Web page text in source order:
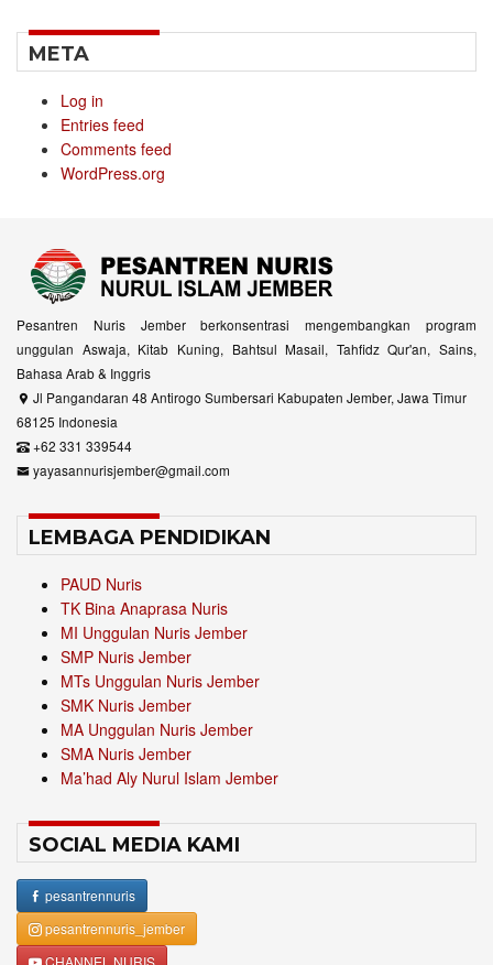
META
Log in
Entries feed
Comments feed
WordPress.org
Pesantren Nuris Jember berkonsentrasi mengembangkan program
unggulan Aswaja, Kitab Kuning, Bahtsul Masail, Tahfidz Qur'an, Sains,
Bahasa Arab & Inggris
Jl Pangandaran 48 Antirogo Sumbersari Kabupaten Jember, Jawa Timur
68125 Indonesia
+62 331 339544
yayasannurisjember@gmail.com
LEMBAGA PENDIDIKAN
PAUD Nuris
TK Bina Anaprasa Nuris
MI Unggulan Nuris Jember
SMP Nuris Jember
MTs Unggulan Nuris Jember
SMK Nuris Jember
MA Unggulan Nuris Jember
SMA Nuris Jember
Ma’had Aly Nurul Islam Jember
SOCIAL MEDIA KAMI
pesantrennuris
pesantrennuris_jember
CHANNEL NURIS